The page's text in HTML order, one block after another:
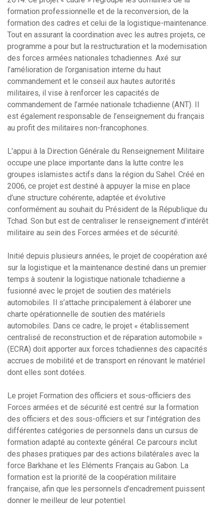
formation professionnelle et de la reconversion, de la
formation des cadres et celui de la logistique-maintenance.
Tout en assurant la coordination avec les autres projets, ce
programme a pour but la restructuration et la modernisation
des forces armées nationales tchadiennes. Axé sur
l’amélioration de l’organisation interne du haut
commandement et le conseil aux hautes autorités
militaires, il vise à renforcer les capacités de
commandement de l’armée nationale tchadienne (ANT). Il
est également responsable de l’enseignement du français
au profit des militaires non-francophones.
L’appui à la Direction Générale du Renseignement Militaire
occupe une place importante dans la lutte contre les
groupes islamistes actifs dans la région du Sahel. Créé en
2006, ce projet est destiné à appuyer la mise en place
d’une structure cohérente, adaptée et évolutive
conformément au souhait du Président de la République du
Tchad. Son but est de centraliser le renseignement d’intérêt
militaire au sein des Forces armées et de sécurité.
Initié depuis plusieurs années, le projet de coopération axé
sur la logistique et la maintenance destiné dans un premier
temps à soutenir la logistique nationale tchadienne a
fusionné avec le projet de soutien des matériels
automobiles. Il s’attache principalement à élaborer une
charte opérationnelle de soutien des matériels
automobiles. Dans ce cadre, le projet « établissement
centralisé de reconstruction et de réparation automobile »
(ECRA) doit apporter aux forces tchadiennes des capacités
accrues de mobilité et de transport en rénovant le matériel
dont elles sont dotées.
Le projet Formation des officiers et sous-officiers des
Forces armées et de sécurité est centré sur la formation
des officiers et des sous-officiers et sur l’intégration des
différentes catégories de personnels dans un cursus de
formation adapté au contexte général. Ce parcours inclut
des phases pratiques par des actions bilatérales avec la
force Barkhane et les Eléments Français au Gabon. La
formation est la priorité de la coopération militaire
française, afin que les personnels d’encadrement puissent
donner le meilleur de leur potentiel.